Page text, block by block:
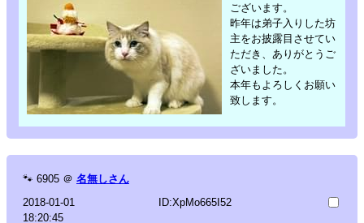
ございます。
昨年は弟子入りした坊
主をお披露目させてい
ただき、ありがとうご
ざいました。
本年もよろしくお願い
致します。
🐾 6905 ＠ 名無しさん
2018-01-01
18:20:45
ID:XpMo665I52